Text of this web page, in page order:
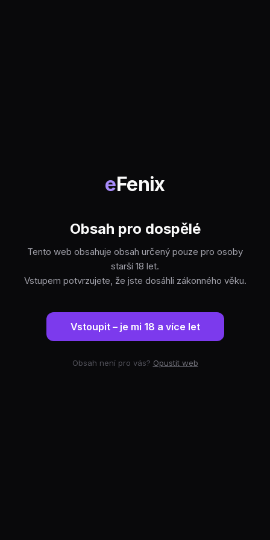
eFenix
Obsah pro dospělé
Tento web obsahuje obsah určený pouze pro osoby
starší 18 let.
Vstupem potvrzujete, že jste dosáhli zákonného věku.
Vstoupit – je mi 18 a více let
Obsah není pro vás? Opustit web